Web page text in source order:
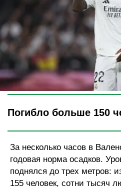
Legion-
Погибло больше 150
За несколько часов в
годовая норма осадков.
поднялся до трех метров:
155 человек, сотни тысяч